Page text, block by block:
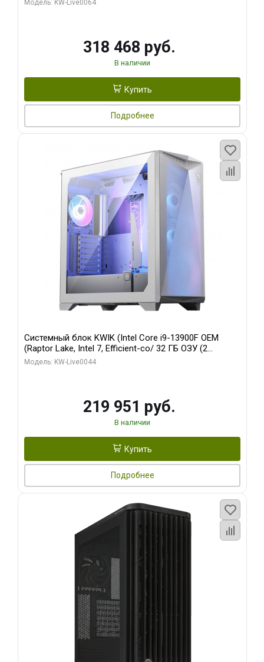
Модель: KW-Live0064
318 468 руб.
В наличии
Купить
Подробнее
Системный блок KWIK (Intel Core i9-13900F OEM
(Raptor Lake, Intel 7, Efficient-co/ 32 ГБ ОЗУ (2
модуля)/ Gigabyte RTX5070Ti AERO OC 16GB GDDR7
Модель: KW-Live0044
219 951 руб.
В наличии
Купить
Подробнее